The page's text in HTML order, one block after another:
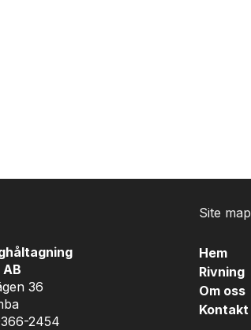
36
2454
Site map
Hem
Rivning
Om oss
Kontakt